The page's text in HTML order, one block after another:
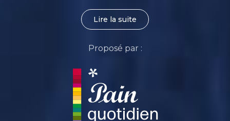
Lire la suite
Proposé par :